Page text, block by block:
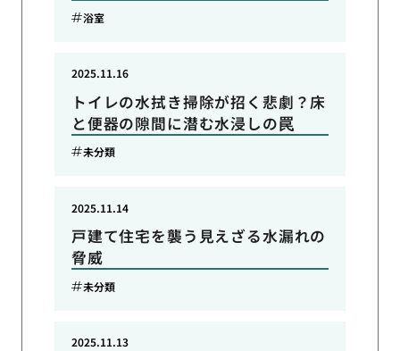
浴室
トイレの水拭き掃除が招く悲劇？床
と便器の隙間に潜む水浸しの罠
2025.11.16
未分類
戸建て住宅を襲う見えざる水漏れの
脅威
2025.11.14
未分類
2025.11.13